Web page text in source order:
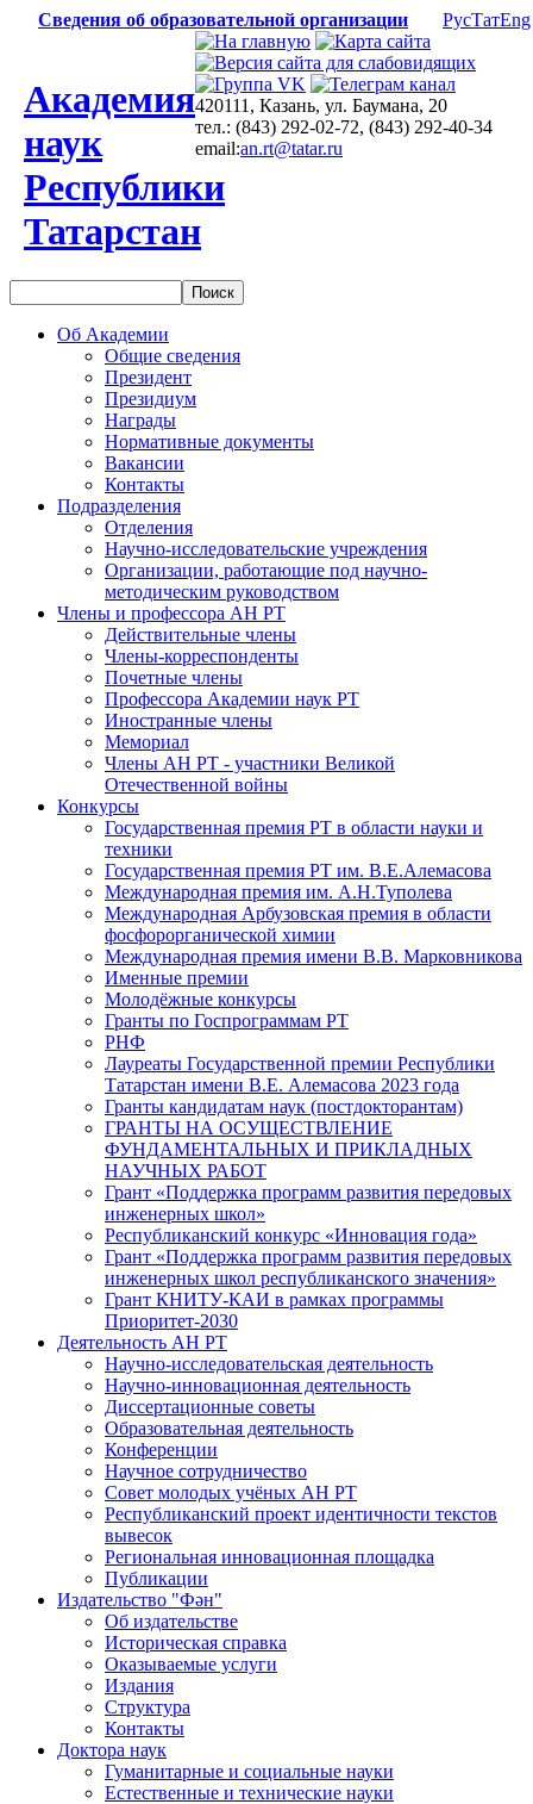
Сведения об образовательной организации РусТатEng
Академия
наук
Республики
Татарстан
420111, Казань, ул. Баумана, 20
тел.: (843) 292-02-72, (843) 292-40-34
email:an.rt@tatar.ru
Об Академии
Общие сведения
Президент
Президиум
Награды
Нормативные документы
Вакансии
Контакты
Подразделения
Отделения
Научно-исследовательские учреждения
Организации, работающие под научно-
методическим руководством
Члены и профессора АН РТ
Действительные члены
Члены-корреспонденты
Почетные члены
Профессора Академии наук РТ
Иностранные члены
Мемориал
Члены АН РТ - участники Великой
Отечественной войны
Конкурсы
Государственная премия РТ в области науки и
техники
Государственная премия РТ им. В.Е.Алемасова
Международная премия им. А.Н.Туполева
Международная Арбузовская премия в области
фосфорорганической химии
Международная премия имени В.В. Марковникова
Именные премии
Молодёжные конкурсы
Гранты по Госпрограммам РТ
РНФ
Лауреаты Государственной премии Республики
Татарстан имени В.Е. Алемасова 2023 года
Гранты кандидатам наук (постдокторантам)
ГРАНТЫ НА ОСУЩЕСТВЛЕНИЕ
ФУНДАМЕНТАЛЬНЫХ И ПРИКЛАДНЫХ
НАУЧНЫХ РАБОТ
Грант «Поддержка программ развития передовых
инженерных школ»
Республиканский конкурс «Инновация года»
Грант «Поддержка программ развития передовых
инженерных школ республиканского значения»
Грант КНИТУ-КАИ в рамках программы
Приоритет-2030
Деятельность АН РТ
Научно-исследовательская деятельность
Научно-инновационная деятельность
Диссертационные советы
Образовательная деятельность
Конференции
Научное сотрудничество
Совет молодых учёных АН РТ
Республиканский проект идентичности текстов
вывесок
Региональная инновационная площадка
Публикации
Издательство "Фән"
Об издательстве
Историческая справка
Оказываемые услуги
Издания
Структура
Контакты
Доктора наук
Гуманитарные и социальные науки
Естественные и технические науки